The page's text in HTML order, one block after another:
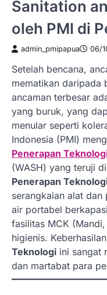
Sanitation
oleh PMI di
admin_pmipapua 06/
Setelah bencana,
mematikan daripada
ancaman terbesar
yang buruk, yang
menular seperti
Indonesia (PMI)
Penerapan
(WASH) yang teruji
Penerapan
serangkaian alat
air portabel
fasilitas MCK
higienis.
Teknologi ini sangat
dan martabat para